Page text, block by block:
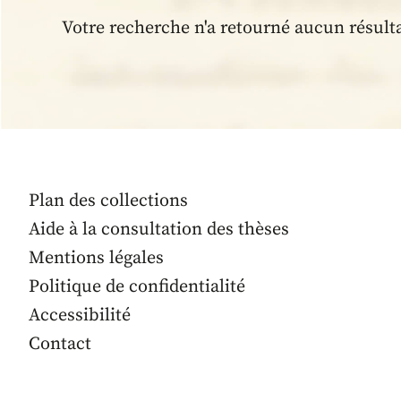
Votre recherche n'a retourné aucun
Plan des collections
Aide à la consultation des thèses
Mentions légales
Politique de confidentialité
Accessibilité
Contact